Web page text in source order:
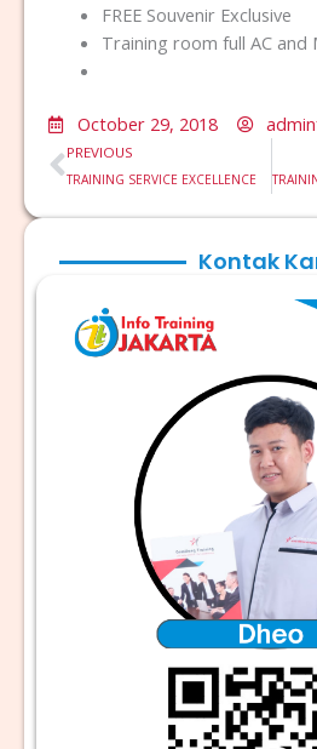
FREE Souvenir Exclusive
Training room full AC and
October 29, 2018
Prev
PREVIOUS
TRAINING SERVICE EXCELLENCE
Kontak